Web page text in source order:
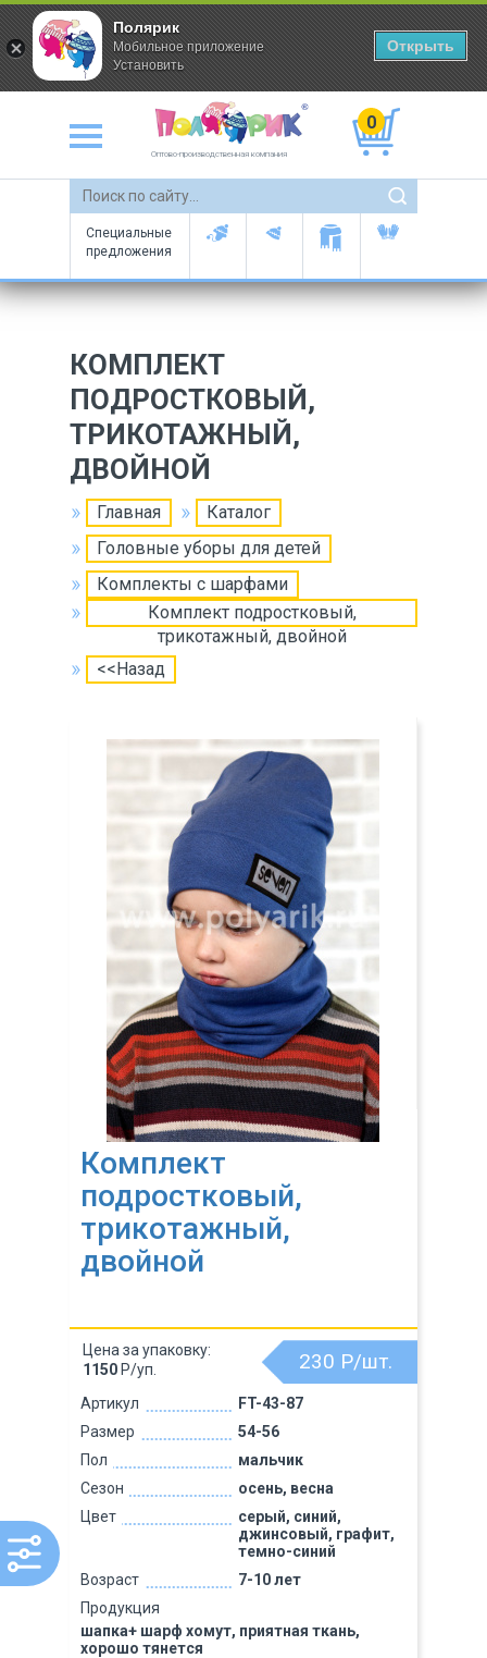
Оптово-производственная компания
0
Специальные
предложения
КОМПЛЕКТ
ПОДРОСТКОВЫЙ,
ТРИКОТАЖНЫЙ,
ДВОЙНОЙ
Главная
Каталог
Головные уборы для детей
Комплекты с шарфами
Комплект подростковый,
трикотажный, двойной
<<Назад
Комплект
подростковый,
трикотажный,
двойной
Артикул
FT-43-87
Размер
54-56
Пол
мальчик
Сезон
осень, весна
Цвет
серый, синий,
джинсовый, графит,
темно-синий
Возраст
7-10 лет
Продукция
шапка+ шарф хомут, приятная ткань,
хорошо тянется
230 Р/шт.
Цена за упаковку:
1150 Р/уп.
Полярик
Мобильное приложение
Установить
Открыть